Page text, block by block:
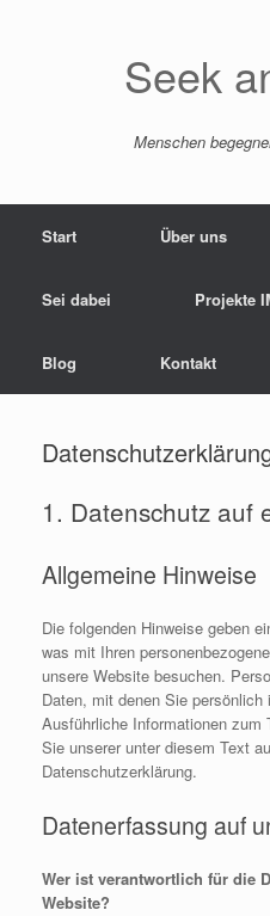
Seek
Menschen
Start Über uns
Sei dabei Projekte
Blog Kontakt
1. Datenschutz auf
Allgemeine Hinweise
Die folgenden Hinweise geben
was mit Ihren
unsere Website besuchen.
Daten, mit denen Sie
Ausführliche Informationen zum
Sie unserer unter diesem Text
Datenschutzerklärung.
Datenerfassung auf
Wer ist verantwortlich für die
Website?